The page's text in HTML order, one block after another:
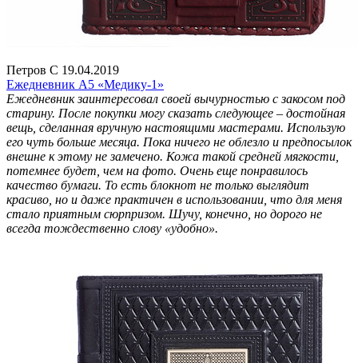
Петров С 19.04.2019
Ежедневник А5 «Медику-1»
Ежедневник заинтересовал своей вычурностью с закосом под
старину. После покупки могу сказать следующее – достойная
вещь, сделанная вручную настоящими мастерами. Использую
его чуть больше месяца. Пока ничего не облезло и предпосылок
внешне к этому не замечено. Кожа такой средней мягкости,
потемнее будет, чем на фото. Очень еще понравилось
качество бумаги. То есть блокнот не только выглядит
красиво, но и даже практичен в использовании, что для меня
стало приятным сюрпризом. Шучу, конечно, но дорого не
всегда тождественно слову «удобно».